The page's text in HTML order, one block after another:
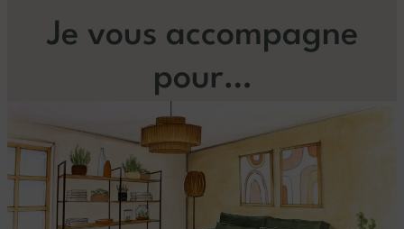
Je vous accompagne
pour…